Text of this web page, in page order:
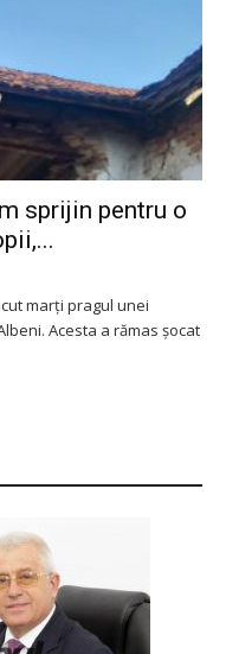
sprijin pentru o
marți pragul unei
Acesta a rămas șocat